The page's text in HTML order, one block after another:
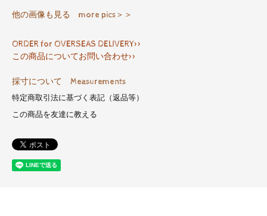
他の画像も見る more pics＞＞
ORDER for OVERSEAS DELIVERY>>
この商品についてお問い合わせ>>
採寸について Measurements
特定商取引法に基づく表記（返品等）
この商品を友達に教える